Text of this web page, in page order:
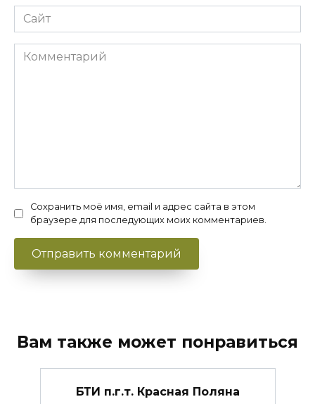
Сайт
Комментарий
Сохранить моё имя, email и адрес сайта в этом
браузере для последующих моих комментариев.
Вам также может понравиться
БТИ п.г.т. Красная Поляна